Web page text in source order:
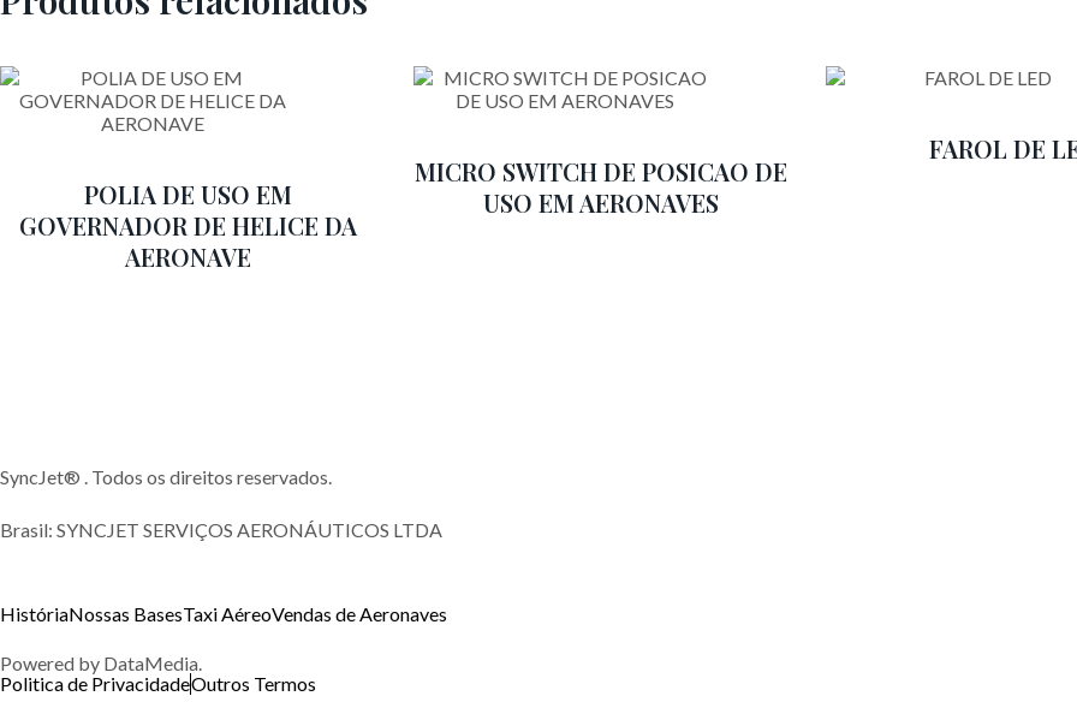
POLIA DE USO EM
GOVERNADOR DE HELICE DA
AERONAVE
MICRO SWITCH DE POSICAO DE
USO EM AERONAVES
FAROL DE
SyncJet® . Todos os direitos reservados.
Brasil: SYNCJET SERVIÇOS AERONÁUTICOS LTDA
HistóriaNossas BasesTaxi AéreoVendas de Aeronaves
Powered by DataMedia.
Politica de PrivacidadeOutros Termos